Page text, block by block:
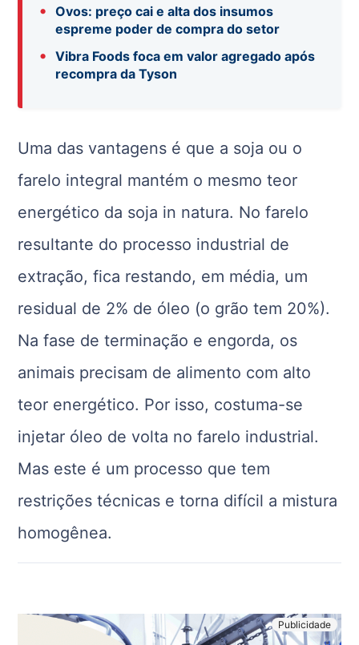
•
Ovos: preço cai e alta dos insumos
espreme poder de compra do setor
•
Vibra Foods foca em valor agregado após
recompra da Tyson
Uma das vantagens é que a soja ou o
farelo integral mantém o mesmo teor
energético da soja in natura. No farelo
resultante do processo industrial de
extração, fica restando, em média, um
residual de 2% de óleo (o grão tem 20%).
Na fase de terminação e engorda, os
animais precisam de alimento com alto
teor energético. Por isso, costuma-se
injetar óleo de volta no farelo industrial.
Mas este é um processo que tem
restrições técnicas e torna difícil a mistura
homogênea.